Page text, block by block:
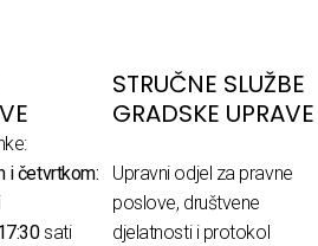
i četvrtkom:
sati
STRUČNE SLUŽBE
GRADSKE UPRAVE
Upravni odjel za pravne
poslove, društvene
djelatnosti i protokol